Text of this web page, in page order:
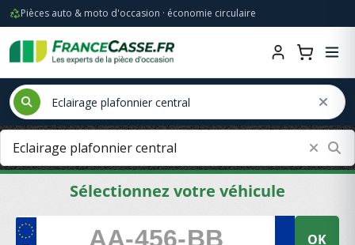
Pièces auto & moto d'occasion · économie circulaire
Sélectionnez votre véhicule
OK